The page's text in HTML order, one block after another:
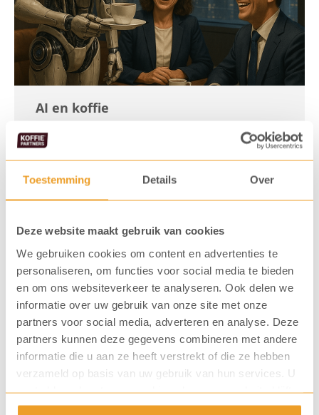
Toestemming Details Over
Deze website maakt gebruik van cookies
We gebruiken cookies om content en advertenties te
personaliseren, om functies voor social media te bieden
en om ons websiteverkeer te analyseren. Ook delen we
informatie over uw gebruik van onze site met onze
partners voor social media, adverteren en analyse. Deze
partners kunnen deze gegevens combineren met andere
informatie die u aan ze heeft verstrekt of die ze hebben
verzameld op basis van uw gebruik van hun services. U
gaat akkoord met onze cookies als u onze website blijft
gebruiken.
AI en koffie
Geplaatst op 30-04-2025
het met de koffiemachine op kantoor? Wordt
die ook slimmer? En kunnen we straks
cappuccino bestellen bij een AI-barista? Wij
volgen de technologische ontwikklingen op de
voet. Wat zien we nu al zien, en wat we denken
te kunnen verwachten, delen we graag met je.
Lees meer